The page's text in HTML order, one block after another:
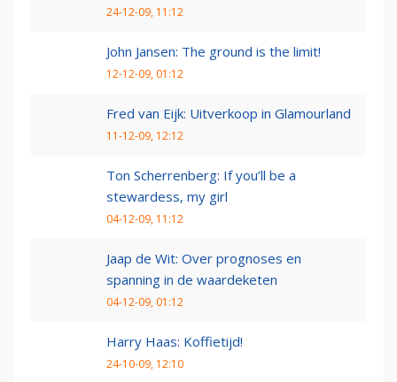
24-12-09, 11:12
John Jansen: The ground is the limit!
12-12-09, 01:12
Fred van Eijk: Uitverkoop in Glamourland
11-12-09, 12:12
Ton Scherrenberg: If you’ll be a
stewardess, my girl
04-12-09, 11:12
Jaap de Wit: Over prognoses en
spanning in de waardeketen
04-12-09, 01:12
Harry Haas: Koffietijd!
24-10-09, 12:10